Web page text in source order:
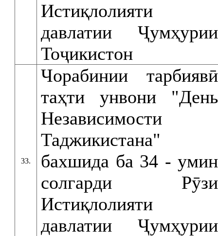
Истиқлолияти
давлатии Ҷумҳурии
Тоҷикистон
33.
Чорабинии тарбиявӣ
таҳти унвони "День
Независимости
Таджикистана"
бахшида ба 34 - умин
солгарди Рӯзи
Истиқлолияти
давлатии Ҷумҳурии